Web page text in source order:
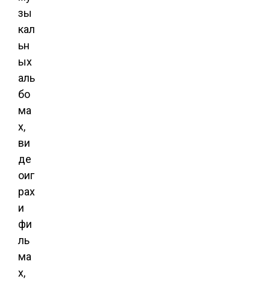
зы
кал
ьн
ых
аль
бо
ма
х,
ви
де
оиг
рах
и
фи
ль
ма
х,